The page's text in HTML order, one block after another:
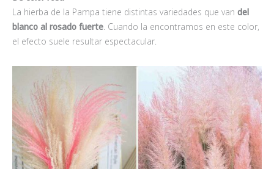
La hierba de la Pampa tiene distintas variedades que van del
blanco al rosado fuerte. Cuando la encontramos en este color,
el efecto suele resultar espectacular.